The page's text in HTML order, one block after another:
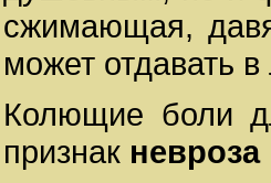
сжимающая,
может отдавать
Колющие боли
признак невроза